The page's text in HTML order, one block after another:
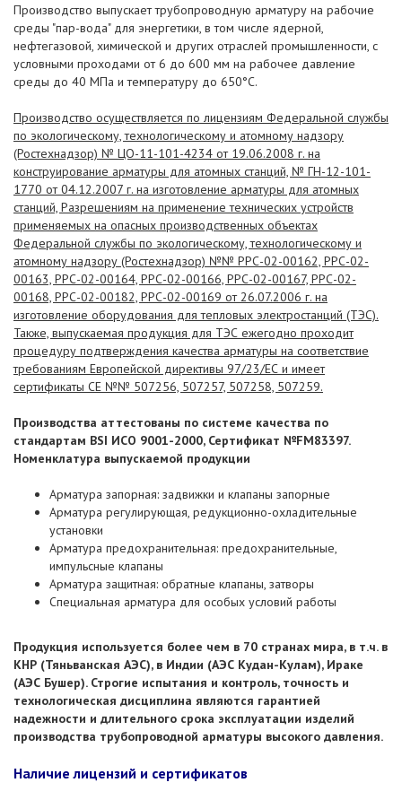
Производство выпускает трубопроводную арматуру на рабочие
среды "пар-вода" для энергетики, в том числе ядерной,
нефтегазовой, химической и других отраслей промышленности, с
условными проходами от 6 до 600 мм на рабочее давление
среды до 40 МПа и температуру до 650°С.
Производство осуществляется по лицензиям Федеральной службы
по экологическому, технологическому и атомному надзору
(Ростехнадзор) № ЦО-11-101-4234 от 19.06.2008 г. на
конструирование арматуры для атомных станций, № ГН-12-101-
1770 от 04.12.2007 г. на изготовление арматуры для атомных
станций, Разрешениям на применение технических устройств
применяемых на опасных производственных объектах
Федеральной службы по экологическому, технологическому и
атомному надзору (Ростехнадзор) №№ РРС-02-00162, РРС-02-
00163, РРС-02-00164, РРС-02-00166, РРС-02-00167, РРС-02-
00168, РРС-02-00182, РРС-02-00169 от 26.07.2006 г. на
изготовление оборудования для тепловых электростанций (ТЭС).
Также, выпускаемая продукция для ТЭС ежегодно проходит
процедуру подтверждения качества арматуры на соответствие
требованиям Европейской директивы 97/23/ЕС и имеет
сертификаты СЕ №№ 507256, 507257, 507258, 507259.
Производства аттестованы по системе качества по
стандартам BSI ИСО 9001-2000, Сертификат №FM83397.
Номенклатура выпускаемой продукции
Арматура запорная: задвижки и клапаны запорные
Арматура регулирующая, редукционно-охладительные
установки
Арматура предохранительная: предохранительные,
импульсные клапаны
Арматура защитная: обратные клапаны, затворы
Специальная арматура для особых условий работы
Продукция используется более чем в 70 странах мира, в т.ч. в
КНР (Тяньванская АЭС), в Индии (АЭС Кудан-Кулам), Ираке
(АЭС Бушер). Строгие испытания и контроль, точность и
технологическая дисциплина являются гарантией
надежности и длительного срока эксплуатации изделий
производства трубопроводной арматуры высокого давления.
Наличие лицензий и сертификатов